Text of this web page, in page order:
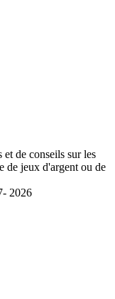
de conseils sur les
de jeux d'argent ou de
2026